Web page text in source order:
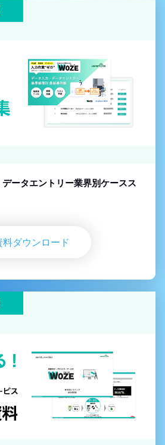
ータエントリー業界別ケースス
料ダウンロード